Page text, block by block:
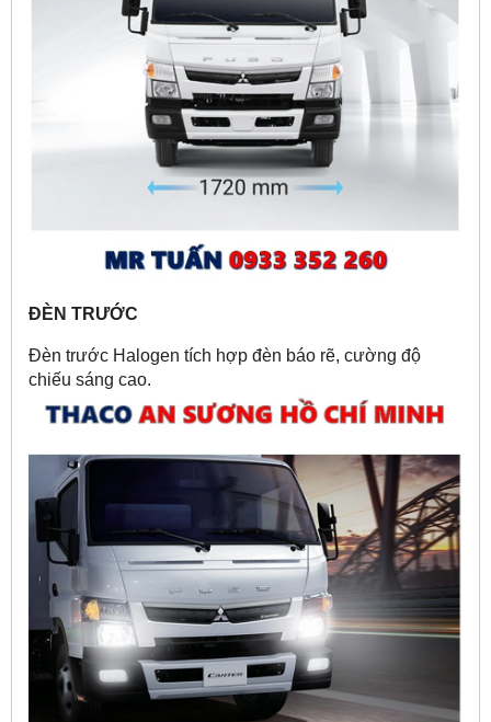
ĐÈN TRƯỚC
Đèn trước Halogen tích hợp đèn báo rẽ, cường độ
chiếu sáng cao.